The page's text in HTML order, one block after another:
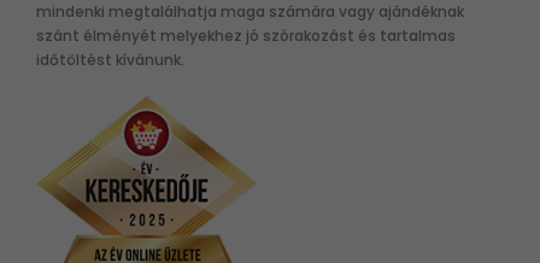
mindenki megtalálhatja maga számára vagy ajándéknak
szánt élményét melyekhez jó szórakozást és tartalmas
időtöltést kívánunk.